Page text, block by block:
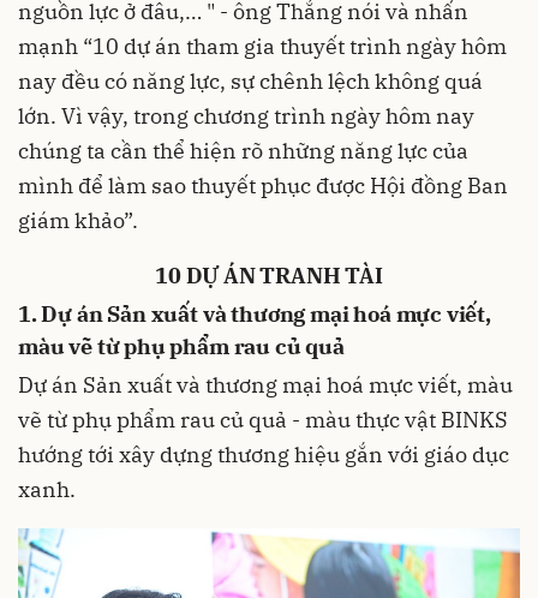
nguồn lực ở đâu,… " - ông Thắng nói và nhấn
mạnh “10 dự án tham gia thuyết trình ngày hôm
nay đều có năng lực, sự chênh lệch không quá
lớn. Vì vậy, trong chương trình ngày hôm nay
chúng ta cần thể hiện rõ những năng lực của
mình để làm sao thuyết phục được Hội đồng Ban
giám khảo”.
10 DỰ ÁN TRANH TÀI
1. Dự án Sản xuất và thương mại hoá mực viết,
màu vẽ từ phụ phẩm rau củ quả
Dự án Sản xuất và thương mại hoá mực viết, màu
vẽ từ phụ phẩm rau củ quả - màu thực vật BINKS
hướng tới xây dựng thương hiệu gắn với giáo dục
xanh.